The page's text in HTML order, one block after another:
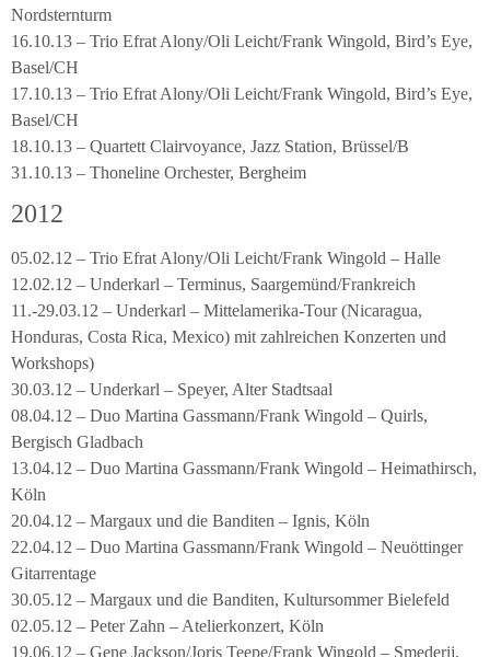
Nordsternturm
16.10.13 – Trio Efrat Alony/Oli Leicht/Frank Wingold, Bird’s Eye,
Basel/CH
17.10.13 – Trio Efrat Alony/Oli Leicht/Frank Wingold, Bird’s Eye,
Basel/CH
18.10.13 – Quartett Clairvoyance, Jazz Station, Brüssel/B
31.10.13 – Thoneline Orchester, Bergheim
2012
05.02.12 – Trio Efrat Alony/Oli Leicht/Frank Wingold – Halle
12.02.12 – Underkarl – Terminus, Saargemünd/Frankreich
11.-29.03.12 – Underkarl – Mittelamerika-Tour (Nicaragua,
Honduras, Costa Rica, Mexico) mit zahlreichen Konzerten und
Workshops)
30.03.12 – Underkarl – Speyer, Alter Stadtsaal
08.04.12 – Duo Martina Gassmann/Frank Wingold – Quirls,
Bergisch Gladbach
13.04.12 – Duo Martina Gassmann/Frank Wingold – Heimathirsch,
Köln
20.04.12 – Margaux und die Banditen – Ignis, Köln
22.04.12 – Duo Martina Gassmann/Frank Wingold – Neuöttinger
Gitarrentage
30.05.12 – Margaux und die Banditen, Kultursommer Bielefeld
02.05.12 – Peter Zahn – Atelierkonzert, Köln
19.06.12 – Gene Jackson/Joris Teepe/Frank Wingold – Smederij,